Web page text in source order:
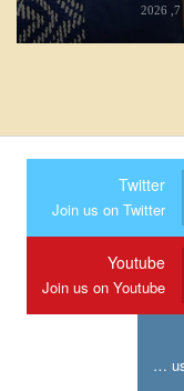
Twitter
Join us on Twitter
Youtube
Join us on Youtube
Join us on Instagram